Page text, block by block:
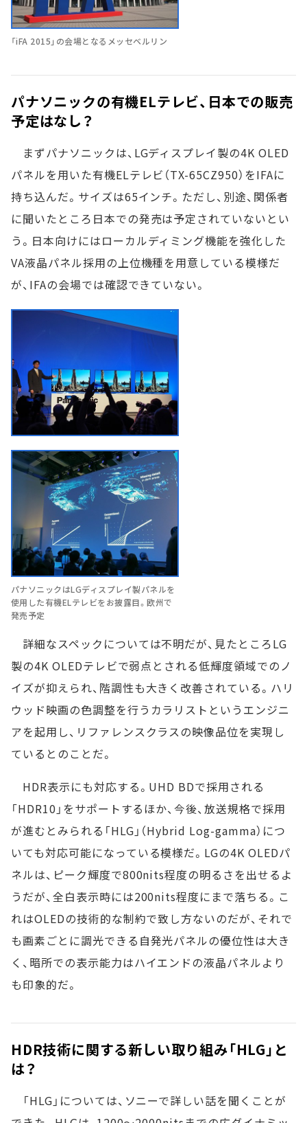
「iFA 2015」の会場となるメッセベルリン
パナソニックの有機ELテレビ、日本での販売
予定はなし？
まずパナソニックは、LGディスプレイ製の4K OLED
パネルを用いた有機ELテレビ（TX-65CZ950）をIFAに
持ち込んだ。サイズは65インチ。ただし、別途、関係者
に聞いたところ日本での発売は予定されていないとい
う。日本向けにはローカルディミング機能を強化した
VA液晶パネル採用の上位機種を用意している模様だ
が、IFAの会場では確認できていない。
パナソニックはLGディスプレイ製パネルを
使用した有機ELテレビをお披露目。欧州で
発売予定
詳細なスペックについては不明だが、見たところLG
製の4K OLEDテレビで弱点とされる低輝度領域でのノ
イズが抑えられ、階調性も大きく改善されている。ハリ
ウッド映画の色調整を行うカラリストというエンジニ
アを起用し、リファレンスクラスの映像品位を実現し
ているとのことだ。
HDR表示にも対応する。UHD BDで採用される
「HDR10」をサポートするほか、今後、放送規格で採用
が進むとみられる「HLG」（Hybrid Log-gamma）につ
いても対応可能になっている模様だ。LGの4K OLEDパ
ネルは、ピーク輝度で800nits程度の明るさを出せるよ
うだが、全白表示時には200nits程度にまで落ちる。こ
れはOLEDの技術的な制約で致し方ないのだが、それで
も画素ごとに調光できる自発光パネルの優位性は大き
く、暗所での表示能力はハイエンドの液晶パネルより
も印象的だ。
HDR技術に関する新しい取り組み「HLG」と
は？
「HLG」については、ソニーで詳しい話を聞くことが